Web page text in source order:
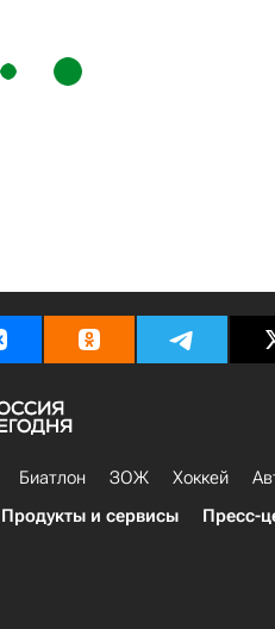
Биатлон ЗОЖ Хоккей
Продукты и сервисы Пресс-